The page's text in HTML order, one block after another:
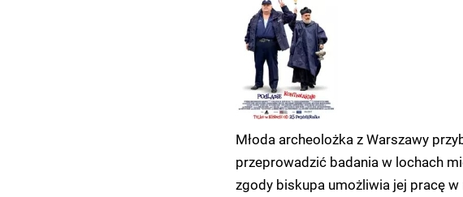
Młoda archeolożka z Warszawy
przeprowadzić badania w lochach
zgody biskupa umożliwia jej pracę